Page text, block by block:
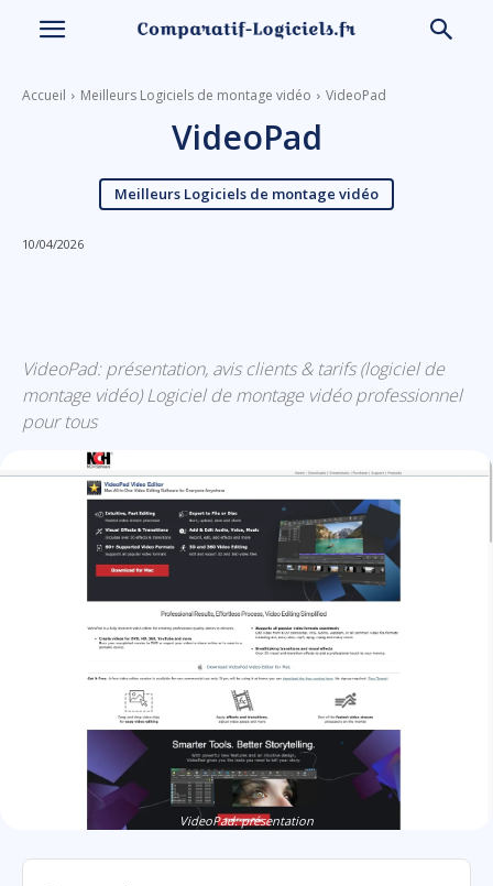
Accueil Meilleurs Logiciels de montage vidéo VideoPad
VideoPad
Meilleurs Logiciels de montage vidéo
10/04/2026
VideoPad: présentation, avis clients & tarifs (logiciel de
montage vidéo) Logiciel de montage vidéo professionnel
pour tous
VideoPad: présentation